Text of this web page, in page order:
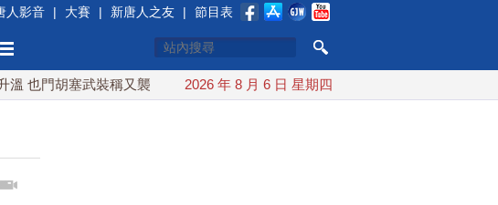
人影音 | 大賽 | 新唐人之友 | 節目表
塞武裝稱又襲擊沙特油輪 台灣漢光演習 賴清德搭裝甲車進駐衡山指揮所
2026 年 8 月 6 日 星期四